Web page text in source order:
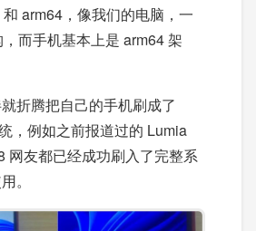
arm64，像我们的电脑，一
而手机基本上是 arm64 架
折腾把自己的手机刷成了
，例如之前报道过的 Lumia
网友都已经成功刷入了完整系
。